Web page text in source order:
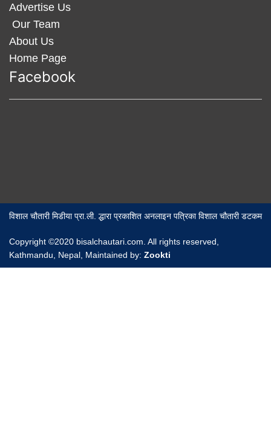
Advertise Us
Our Team
About Us
Home Page
Facebook
विशाल चौतारी मिडीया प्रा.ली. द्धारा प्रकाशित अनलाइन पत्रिका विशाल चौतारी डटकम
Copyright ©2020 bisalchautari.com. All rights reserved,
Kathmandu, Nepal, Maintained by: Zookti